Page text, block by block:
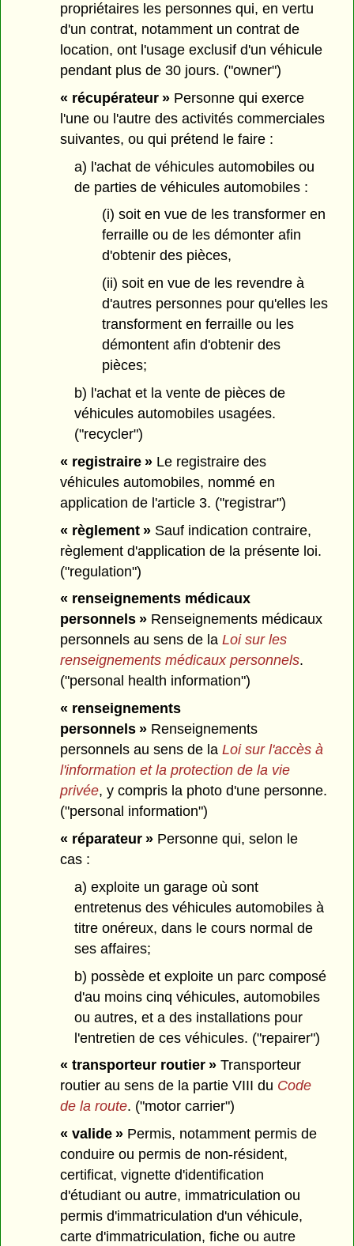
propriétaires les personnes qui, en vertu
d'un contrat, notamment un contrat de
location, ont l'usage exclusif d'un véhicule
pendant plus de 30 jours. ("owner")
« récupérateur » Personne qui exerce
l'une ou l'autre des activités commerciales
suivantes, ou qui prétend le faire :
a) l'achat de véhicules automobiles ou
de parties de véhicules automobiles :
(i) soit en vue de les transformer en
ferraille ou de les démonter afin
d'obtenir des pièces,
(ii) soit en vue de les revendre à
d'autres personnes pour qu'elles les
transforment en ferraille ou les
démontent afin d'obtenir des
pièces;
b) l'achat et la vente de pièces de
véhicules automobiles usagées.
("recycler")
« registraire » Le registraire des
véhicules automobiles, nommé en
application de l'article 3. ("registrar")
« règlement » Sauf indication contraire,
règlement d'application de la présente loi.
("regulation")
« renseignements médicaux
personnels » Renseignements médicaux
personnels au sens de laLoi sur les
renseignements médicaux personnels.
("personal health information")
« renseignements
personnels » Renseignements
personnels au sens de laLoi sur l'accès à
l'information et la protection de la vie
privée, y compris la photo d'une personne.
("personal information")
« réparateur » Personne qui, selon le
cas :
a) exploite un garage où sont
entretenus des véhicules automobiles à
titre onéreux, dans le cours normal de
ses affaires;
b) possède et exploite un parc composé
d'au moins cinq véhicules, automobiles
ou autres, et a des installations pour
l'entretien de ces véhicules. ("repairer")
« transporteur routier » Transporteur
routier au sens de la partie VIII du Code
de la route. ("motor carrier")
« valide » Permis, notamment permis de
conduire ou permis de non-résident,
certificat, vignette d'identification
d'étudiant ou autre, immatriculation ou
permis d'immatriculation d'un véhicule,
carte d'immatriculation, fiche ou autre